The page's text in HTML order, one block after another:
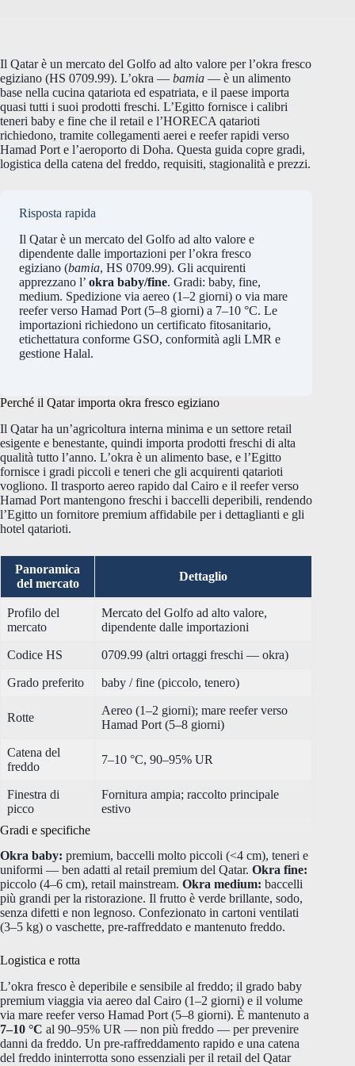
Il Qatar è un mercato del Golfo ad alto valore per l’okra fresco
egiziano (HS 0709.99). L’okra — bamia — è un alimento
base nella cucina qatariota ed espatriata, e il paese importa
quasi tutti i suoi prodotti freschi. L’Egitto fornisce i calibri
teneri baby e fine che il retail e l’HORECA qatarioti
richiedono, tramite collegamenti aerei e reefer rapidi verso
Hamad Port e l’aeroporto di Doha. Questa guida copre gradi,
logistica della catena del freddo, requisiti, stagionalità e prezzi.
Risposta rapida
Il Qatar è un mercato del Golfo ad alto valore e
dipendente dalle importazioni per l’okra fresco
egiziano (bamia, HS 0709.99). Gli acquirenti
apprezzano l’ okra baby/fine. Gradi: baby, fine,
medium. Spedizione via aereo (1–2 giorni) o via mare
reefer verso Hamad Port (5–8 giorni) a 7–10 °C. Le
importazioni richiedono un certificato fitosanitario,
etichettatura conforme GSO, conformità agli LMR e
gestione Halal.
Perché il Qatar importa okra fresco egiziano
Il Qatar ha un’agricoltura interna minima e un settore retail
esigente e benestante, quindi importa prodotti freschi di alta
qualità tutto l’anno. L’okra è un alimento base, e l’Egitto
fornisce i gradi piccoli e teneri che gli acquirenti qatarioti
vogliono. Il trasporto aereo rapido dal Cairo e il reefer verso
Hamad Port mantengono freschi i baccelli deperibili, rendendo
l’Egitto un fornitore premium affidabile per i dettaglianti e gli
hotel qatarioti.
Panoramica
del mercato
Dettaglio
Profilo del
mercato
Mercato del Golfo ad alto valore,
dipendente dalle importazioni
Codice HS 0709.99 (altri ortaggi freschi — okra)
Grado preferito baby / fine (piccolo, tenero)
Rotte
Aereo (1–2 giorni); mare reefer verso
Hamad Port (5–8 giorni)
Catena del
freddo
7–10 °C, 90–95% UR
Finestra di
picco
Fornitura ampia; raccolto principale
estivo
Gradi e specifiche
Okra baby: premium, baccelli molto piccoli (<4 cm), teneri e
uniformi — ben adatti al retail premium del Qatar. Okra fine:
piccolo (4–6 cm), retail mainstream. Okra medium: baccelli
più grandi per la ristorazione. Il frutto è verde brillante, sodo,
senza difetti e non legnoso. Confezionato in cartoni ventilati
(3–5 kg) o vaschette, pre-raffreddato e mantenuto freddo.
Logistica e rotta
L’okra fresco è deperibile e sensibile al freddo; il grado baby
premium viaggia via aereo dal Cairo (1–2 giorni) e il volume
via mare reefer verso Hamad Port (5–8 giorni). È mantenuto a
7–10 °C al 90–95% UR — non più freddo — per prevenire
danni da freddo. Un pre-raffreddamento rapido e una catena
del freddo ininterrotta sono essenziali per il retail del Qatar